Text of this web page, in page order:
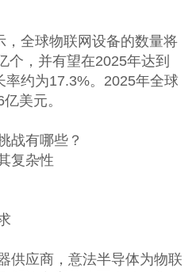
，全球物联网设备的数量将
个，并有望在2025年达到
率约为17.3%。2025年全球
美元。
战有哪些？
复杂性
供应商，意法半导体为物联